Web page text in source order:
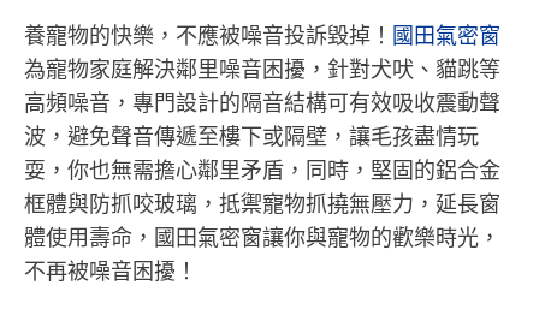
養寵物的快樂，不應被噪音投訴毀掉！ 國田氣密窗
為寵物家庭解決鄰里噪音困擾，針對犬吠、貓跳等
高頻噪音，專門設計的隔音結構可有效吸收震動聲
波，避免聲音傳遞至樓下或隔壁，讓毛孩盡情玩
耍，你也無需擔心鄰里矛盾，同時，堅固的鋁合金
框體與防抓咬玻璃，抵禦寵物抓撓無壓力，延長窗
體使用壽命，國田氣密窗讓你與寵物的歡樂時光，
不再被噪音困擾！